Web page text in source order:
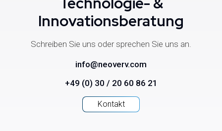
Innovationsberatung
Schreiben Sie uns oder sprechen Sie uns an.
info@neoverv.com
+49 (0) 30 / 20 60 86 21
Kontakt